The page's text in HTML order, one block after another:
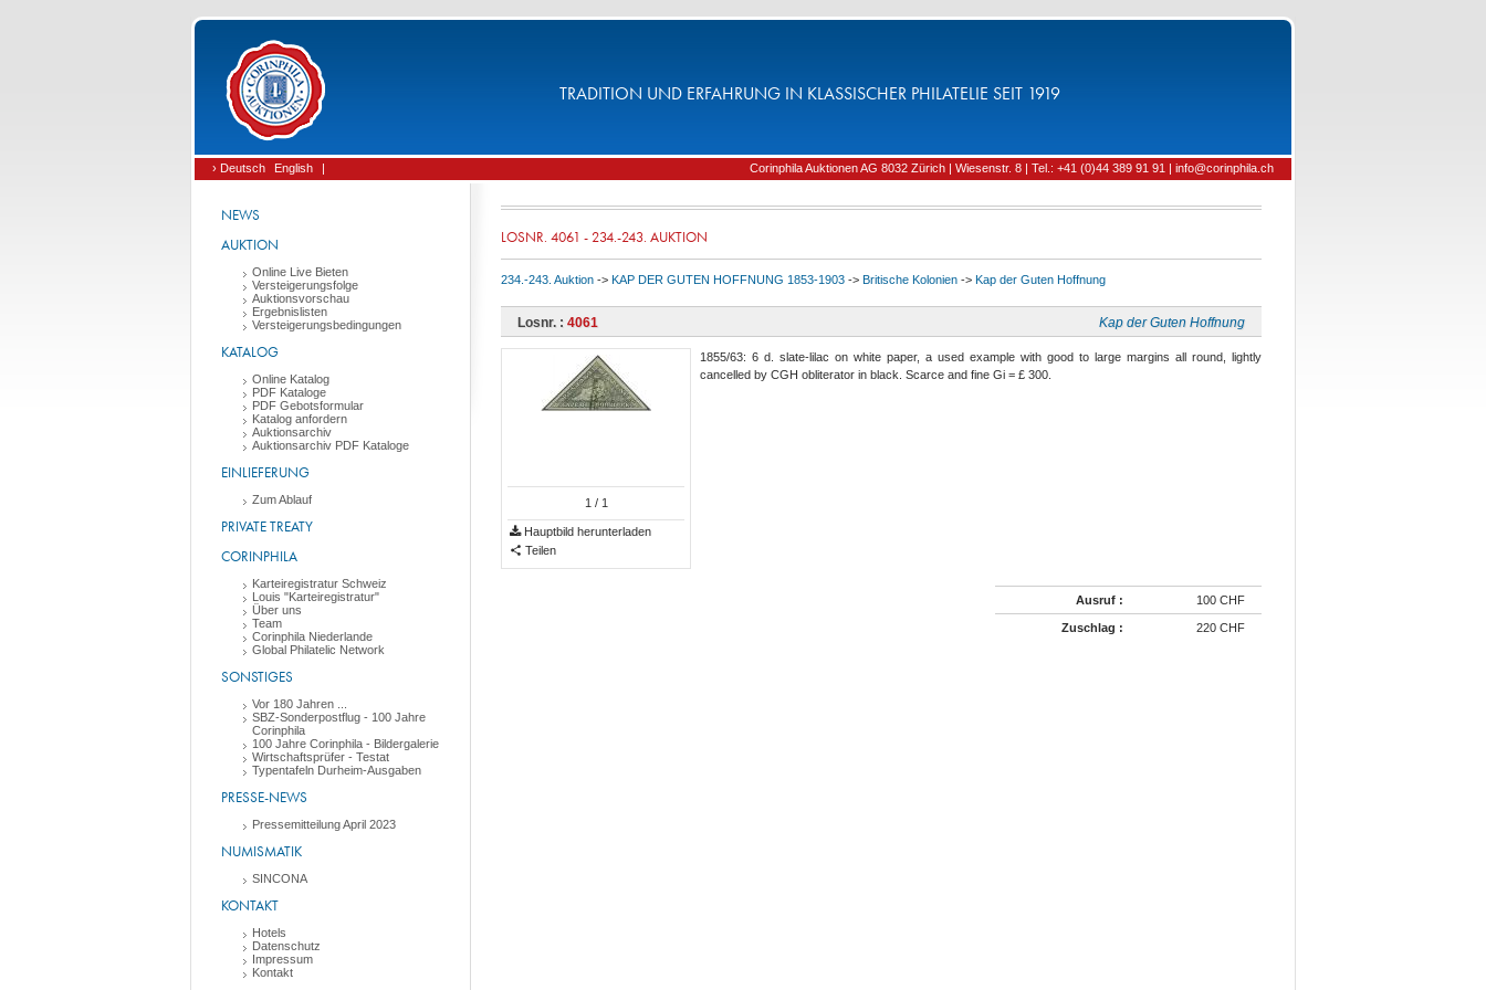
TRADITION UND ERFAHRUNG IN KLASSISCHER PHILATELIE SEIT 1919
› Deutsch English | Corinphila Auktionen AG 8032 Zürich | Wiesenstr. 8 | Tel.: +41 (0)44 389 91 91 | info@corinphila.ch
NEWS
AUKTION
Online Live Bieten
Versteigerungsfolge
Auktionsvorschau
Ergebnislisten
Versteigerungsbedingungen
KATALOG
Online Katalog
PDF Kataloge
PDF Gebotsformular
Katalog anfordern
Auktionsarchiv
Auktionsarchiv PDF Kataloge
EINLIEFERUNG
Zum Ablauf
PRIVATE TREATY
CORINPHILA
Karteiregistratur Schweiz
Louis "Karteiregistratur"
Über uns
Team
Corinphila Niederlande
Global Philatelic Network
SONSTIGES
Vor 180 Jahren ...
SBZ-Sonderpostflug - 100 Jahre
Corinphila
100 Jahre Corinphila - Bildergalerie
Wirtschaftsprüfer - Testat
Typentafeln Durheim-Ausgaben
PRESSE-NEWS
Pressemitteilung April 2023
NUMISMATIK
SINCONA
KONTAKT
Hotels
Datenschutz
Impressum
Kontakt
LOSNR. 4061 - 234.-243. AUKTION
234.-243. Auktion -> KAP DER GUTEN HOFFNUNG 1853-1903 -> Britische Kolonien -> Kap der Guten Hoffnung
Losnr. : 4061 Kap der Guten Hoffnung
1 / 1
Hauptbild herunterladen
Teilen
1855/63: 6 d. slate-lilac on white paper, a used example with good to large margins all round, lightly
cancelled by CGH obliterator in black. Scarce and fine Gi = £ 300.
Ausruf : 100 CHF
Zuschlag : 220 CHF